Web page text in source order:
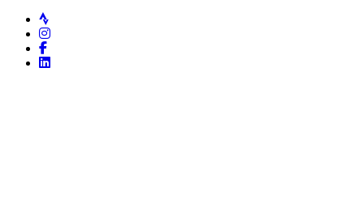
Strava
Instagram
Facebook
LinkedIn